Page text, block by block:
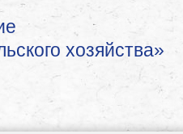
хозяйства»